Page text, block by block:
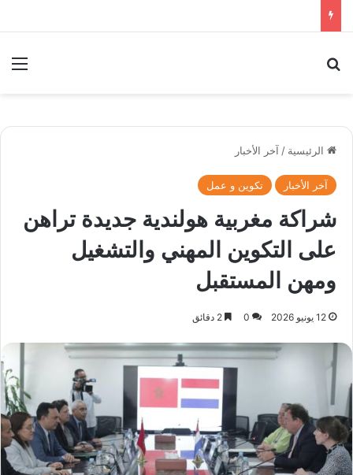
الرئيسية / آخر الأخبار
آخر الأخبار تكوين و عمل
شراكة مغربية هولندية جديدة تراهن
على التكوين المهني والتشغيل
ومهن المستقبل
12 يونيو 2026 0